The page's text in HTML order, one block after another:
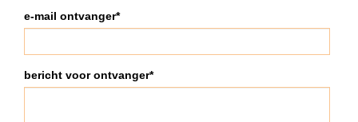
e-mail ontvanger*
bericht voor ontvanger*